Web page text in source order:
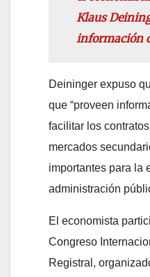
Klaus
información
Deininger expuso
que “proveen
facilitar los
mercados
importantes para la
administración
El economista
Congreso
Registral,